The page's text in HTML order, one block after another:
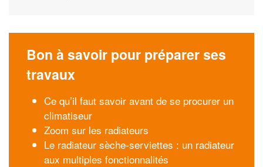
Bon à savoir pour préparer ses
travaux
Ce qu’il faut savoir avant de se procurer un
climatiseur
Zoom sur les radiateurs
Le radiateur sèche-serviettes : un radiateur
aux multiples fonctionnalités